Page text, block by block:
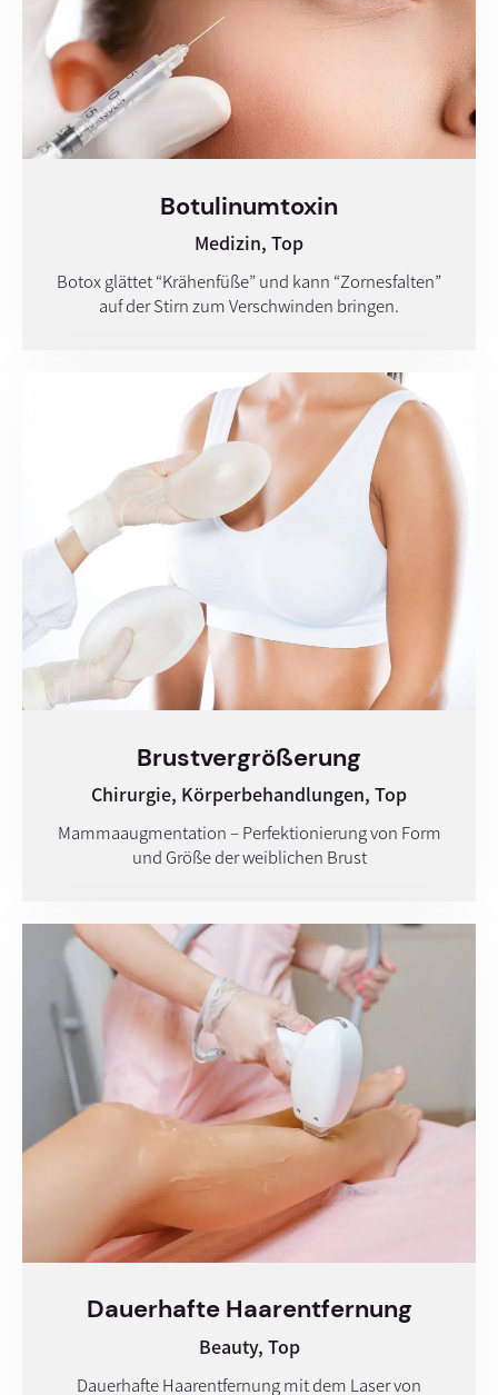
Botulinum­toxin
Medizin, Top
Botox glättet “Krähenfüße” und kann “Zornesfalten”
auf der Stirn zum Verschwinden bringen.
Brust­vergrößerung
Chirurgie, Körperbehandlungen, Top
Mammaaugmentation – Perfektionierung von Form
und Größe der weiblichen Brust
Dauer­hafte Haar­entfernung
Beauty, Top
Dauerhafte Haarentfernung mit dem Laser von